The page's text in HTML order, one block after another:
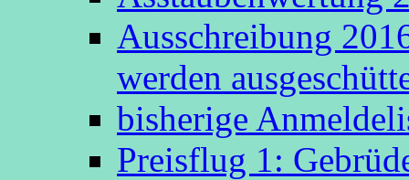
Ausschreibung
werden
bisherige
Preisflug 1: